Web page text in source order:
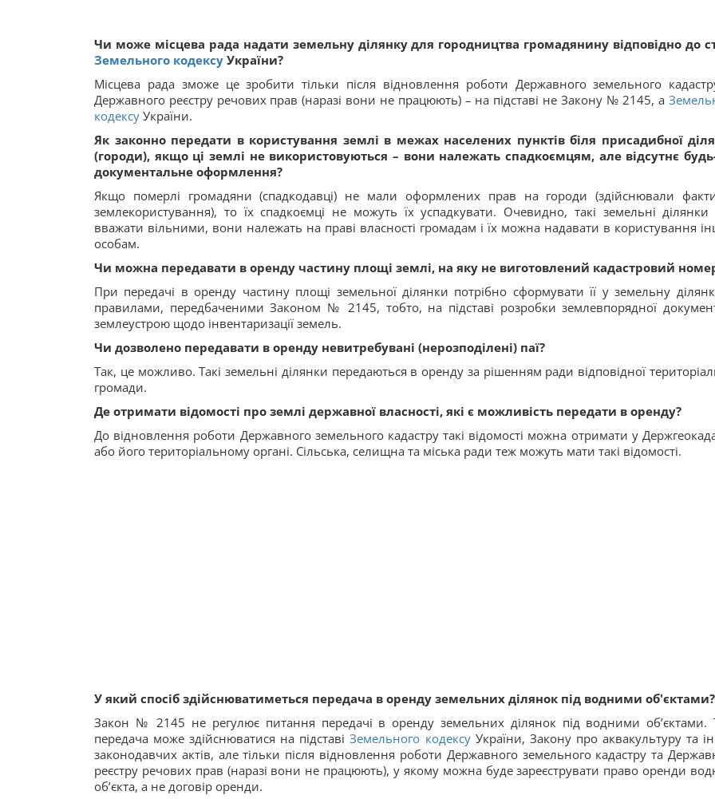
Чи може місцева рада надати земельну ділянку для городництва громадянину відповідно до
Земельного кодексу України?
Місцева рада зможе це зробити тільки після відновлення роботи Державного земельного
Державного реєстру речових прав (наразі вони не працюють) – на підставі не Закону № 2145, а
кодексу України.
Як законно передати в користування землі в межах населених пунктів біля присадибної
(городи), якщо ці землі не використовуються – вони належать спадкоємцям, але відсутнє
документальне оформлення?
Якщо померлі громадяни (спадкодавці) не мали оформлених прав на городи (здійснювали
землекористування), то їх спадкоємці не можуть їх успадкувати. Очевидно, такі земельні ділянки
вважати вільними, вони належать на праві власності громадам і їх можна надавати в користування
особам.
Чи можна передавати в оренду частину площі землі, на яку не виготовлений кадастровий
При передачі в оренду частину площі земельної ділянки потрібно сформувати її у земельну
правилами, передбаченими Законом № 2145, тобто, на підставі розробки землевпорядної
землеустрою щодо інвентаризації земель.
Чи дозволено передавати в оренду невитребувані (нерозподілені) паї?
Так, це можливо. Такі земельні ділянки передаються в оренду за рішенням ради відповідної
громади.
Де отримати відомості про землі державної власності, які є можливість передати в оренду?
До відновлення роботи Державного земельного кадастру такі відомості можна отримати у
або його територіальному органі. Сільська, селищна та міська ради теж можуть мати такі відомості.
У який спосіб здійснюватиметься передача в оренду земельних ділянок під водними об'єктами?
Закон № 2145 не регулює питання передачі в оренду земельних ділянок під водними об’єктами.
передача може здійснюватися на підставіЗемельного кодексуУкраїни, Закону про аквакультуру та
законодавчих актів, але тільки після відновлення роботи Державного земельного кадастру та
реєстру речових прав (наразі вони не працюють), у якому можна буде зареєструвати право оренди
об’єкта, а не договір оренди.